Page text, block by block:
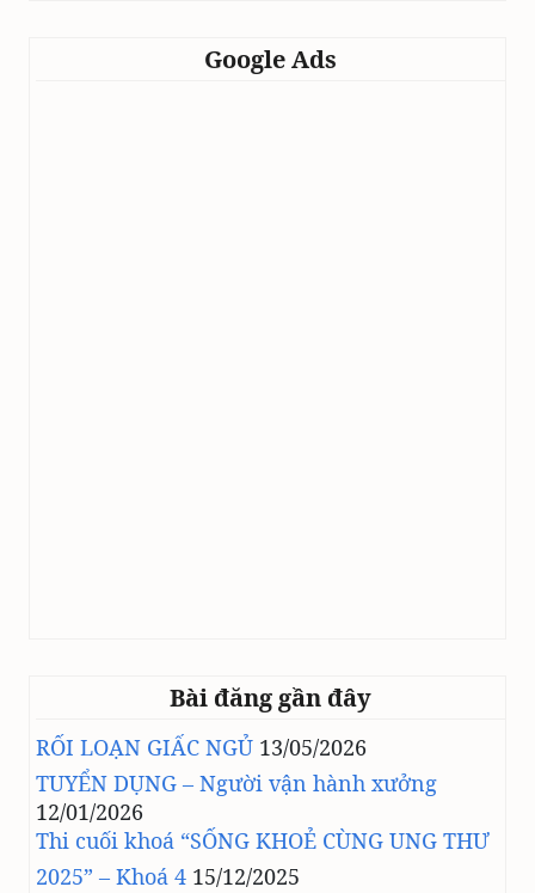
Google Ads
Bài đăng gần đây
RỐI LOẠN GIẤC NGỦ 13/05/2026
TUYỂN DỤNG – Người vận hành xưởng
12/01/2026
Thi cuối khoá “SỐNG KHOẺ CÙNG UNG THƯ
2025” – Khoá 4 15/12/2025